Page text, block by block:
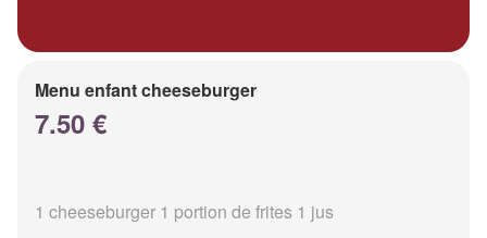
Menu enfant cheeseburger
7.50 €
1 cheeseburger 1 portion de frites 1 jus